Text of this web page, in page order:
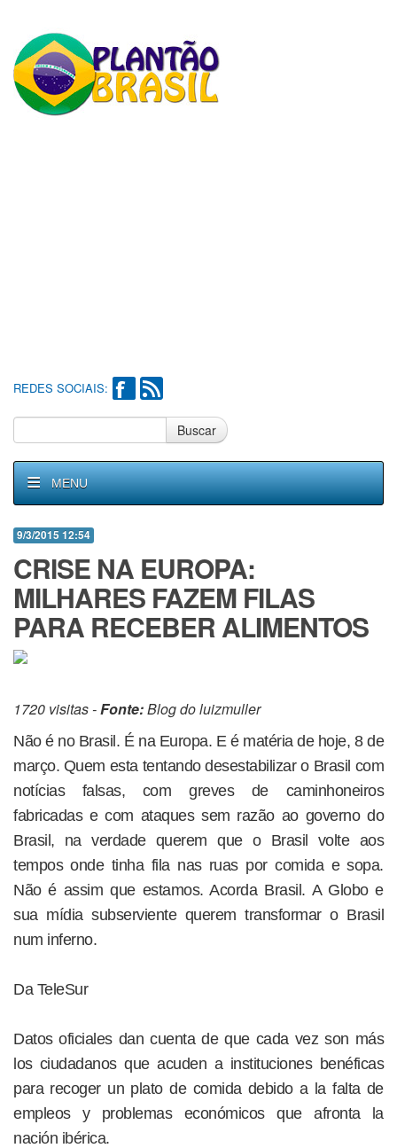
REDES SOCIAIS:
Buscar
MENU
9/3/2015 12:54
CRISE NA EUROPA:
MILHARES FAZEM FILAS
PARA RECEBER ALIMENTOS
1720 visitas -Fonte:Blog do luizmuller
Não é no Brasil. É na Europa. E é matéria de hoje, 8 de
março. Quem esta tentando desestabilizar o Brasil com
notícias falsas, com greves de caminhoneiros
fabricadas e com ataques sem razão ao governo do
Brasil, na verdade querem que o Brasil volte aos
tempos onde tinha fila nas ruas por comida e sopa.
Não é assim que estamos. Acorda Brasil. A Globo e
sua mídia subserviente querem transformar o Brasil
num inferno.
Da TeleSur
Datos oficiales dan cuenta de que cada vez son más
los ciudadanos que acuden a instituciones benéficas
para recoger un plato de comida debido a la falta de
empleos y problemas económicos que afronta la
nación ibérica.